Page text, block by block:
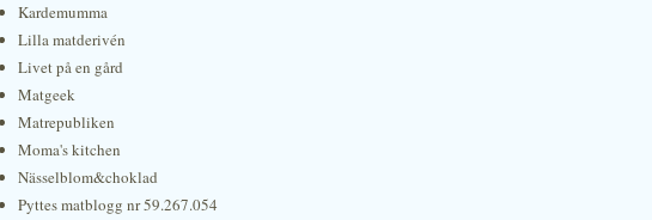
Kardemumma
Lilla matderivén
Livet på en gård
Matgeek
Matrepubliken
Moma's kitchen
Nässelblom&choklad
Pyttes matblogg nr 59.267.054